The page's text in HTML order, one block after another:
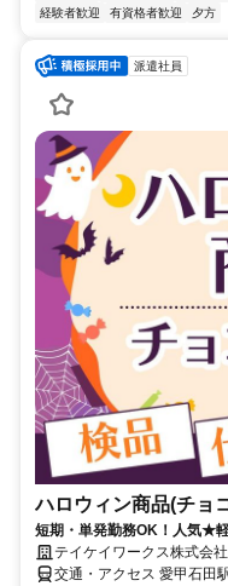
経験者歓迎
有資格者歓迎 夕方
派遣社員
ハロウィン商品(チョ
短期・単発勤務OK！人気★
テイケイワークス株式会
交通・アクセス 愛甲石田